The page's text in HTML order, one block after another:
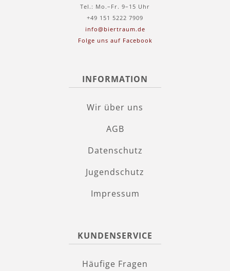
Tel.: Mo.–Fr. 9–15 Uhr
+49 151 5222 7909
info@biertraum.de
Folge uns auf Facebook
INFORMATION
Wir über uns
AGB
Datenschutz
Jugendschutz
Impressum
KUNDENSERVICE
Häufige Fragen